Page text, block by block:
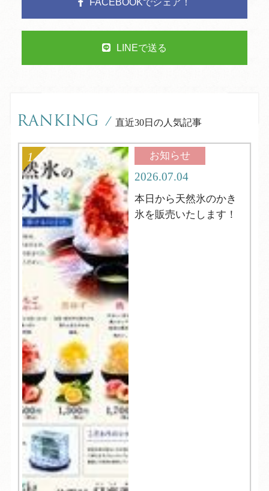
LINEで送る
RANKING / 直近30日の人気記事
お知らせ
2026.07.04
本日から天然氷のかき
氷を販売いたします！